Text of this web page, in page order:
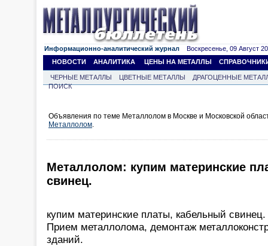
Информационно-аналитический журнал Воскресенье, 09 Август
НОВОСТИ
АНАЛИТИКА ЦЕНЫ НА МЕТАЛЛЫ
ЧЕРНЫЕ МЕТАЛЛЫ ЦВЕТНЫЕ МЕТАЛЛЫ
ДРАГОЦЕННЫЕ
ПОИСК
Объявления по теме Металлолом в Москве и Московской
Металлолом.
Металлолом: купим материнские
свинец.
купим материнские платы, кабельный свинец.
Прием металлолома, демонтаж
зданий.